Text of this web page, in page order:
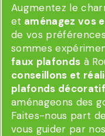
Augmentez le
et aménagez vos
de vos
sommes
faux plafonds à
conseillons et
plafonds
aménageons des
Faites-nous part
vous guider par